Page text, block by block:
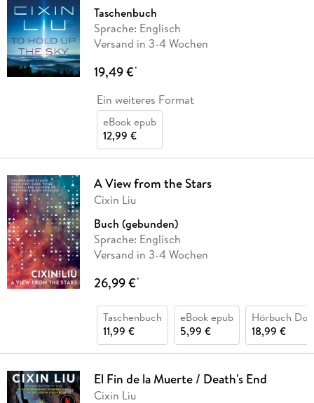
Taschenbuch
Sprache: Englisch
Versand in 3-4 Wochen
19,49 €*
Ein weiteres Format
eBook epub
12,99 €
A View from the Stars
Cixin Liu
Buch (gebunden)
Sprache: Englisch
Versand in 3-4 Wochen
26,99 €*
Taschenbuch
11,99 €
eBook epub
5,99 €
Hörbuch
18,99 €
El Fin de la Muerte / Death's End
Cixin Liu